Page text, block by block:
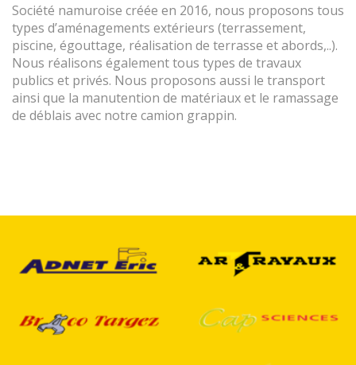
Société namuroise créée en 2016, nous proposons tous
types d’aménagements extérieurs (terrassement,
piscine, égouttage, réalisation de terrasse et abords,..).
Nous réalisons également tous types de travaux
publics et privés. Nous proposons aussi le transport
ainsi que la manutention de matériaux et le ramassage
de déblais avec notre camion grappin.